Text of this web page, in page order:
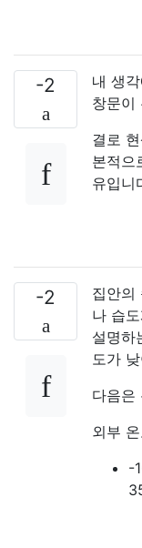
-2
내 생
창문이
결로
본적으
유입니
-2
집안의
나 습
설명하
도가
다음은
외부
-